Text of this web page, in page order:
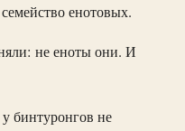
енотовых.
не еноты они. И
бинтуронгов не